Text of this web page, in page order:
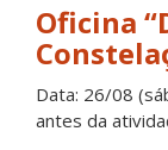
Oficina
Data: 26/08
antes da